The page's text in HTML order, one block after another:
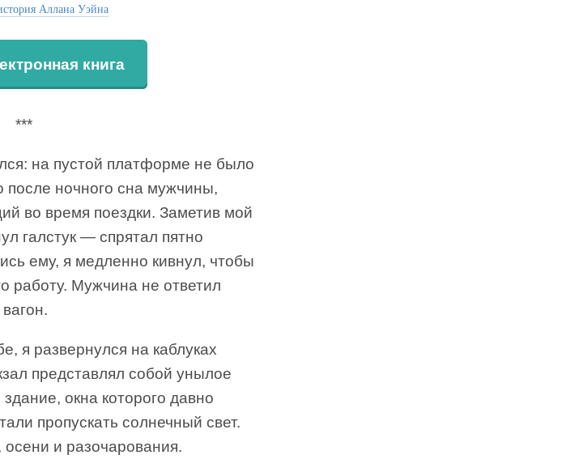
Аллана Уэйна
книга
***
на пустой платформе не было
после ночного сна мужчины,
во время поездки. Заметив мой
галстук — спрятал пятно
ему, я медленно кивнул, чтобы
работу. Мужчина не ответил
я развернулся на каблуках
представлял собой унылое
окна которого давно
пропускать солнечный свет.
осени и разочарования.